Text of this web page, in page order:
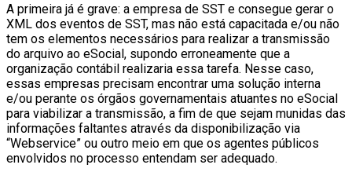
A primeira já é grave: a empresa de SST e consegue gerar o
XML dos eventos de SST, mas não está capacitada e/ou não
tem os elementos necessários para realizar a transmissão
do arquivo ao eSocial, supondo erroneamente que a
organização contábil realizaria essa tarefa. Nesse caso,
essas empresas precisam encontrar uma solução interna
e/ou perante os órgãos governamentais atuantes no eSocial
para viabilizar a transmissão, a fim de que sejam munidas das
informações faltantes através da disponibilização via
“Webservice” ou outro meio em que os agentes públicos
envolvidos no processo entendam ser adequado.